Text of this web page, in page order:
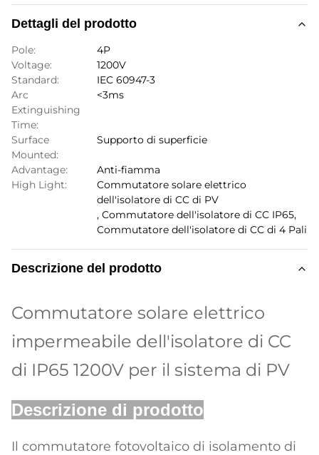
Dettagli del prodotto
Pole:
4P
Voltage:
1200V
Standard:
IEC 60947-3
Arc
Extinguishing
Time:
<3ms
Surface
Mounted:
Supporto di superficie
Advantage:
Anti-fiamma
High Light:
Commutatore solare elettrico
dell'isolatore di CC di PV
, Commutatore dell'isolatore di CC IP65,
Commutatore dell'isolatore di CC di 4 Pali
Descrizione del prodotto
Commutatore solare elettrico
impermeabile dell'isolatore di CC
di IP65 1200V per il sistema di PV
Descrizione di prodotto
Il commutatore fotovoltaico di isolamento di